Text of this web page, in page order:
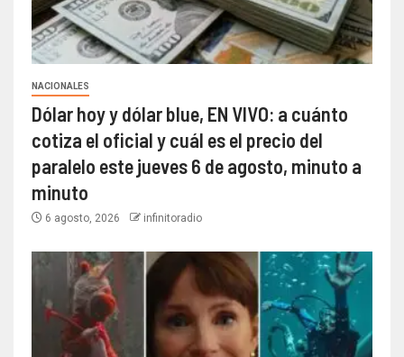
NACIONALES
Dólar hoy y dólar blue, EN VIVO: a cuánto
cotiza el oficial y cuál es el precio del
paralelo este jueves 6 de agosto, minuto a
minuto
6 agosto, 2026 infinitoradio